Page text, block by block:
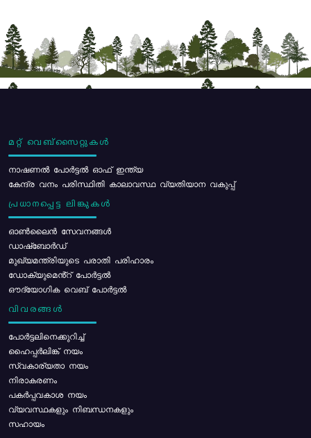
മറ്റ് വെബ്സൈറ്റുകൾ
നാഷണൽ പോർട്ടൽ ഓഫ് ഇന്ത്യ
കേന്ദ്ര വനം പരിസ്ഥിതി കാലാവസ്ഥ വ്യതിയാന വകുപ്പ്
പ്രധാനപ്പെട്ട ലിങ്കുകൾ
ഓൺലൈൻ സേവനങ്ങൾ
ഡാഷ്ബോർഡ്
മുഖ്യമന്ത്രിയുടെ പരാതി പരിഹാരം
ഡോക്യുമെൻ്റ് പോർട്ടൽ
ഔദ്യോഗിക വെബ് പോർട്ടൽ
വിവരങ്ങൾ
പോര്‍ട്ടലിനെക്കുറിച്ച്
ഹൈപ്പർലിങ്ക് നയം
സ്വകാര്യതാ നയം
നിരാകരണം
പകർപ്പവകാശ നയം
വ്യവസ്ഥകളും നിബന്ധനകളും
സഹായം